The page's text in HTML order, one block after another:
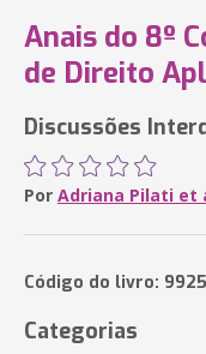
Anais do 8º
de Direito
Discussões
Por Adriana Pilati et
Código do livro:
Categorias